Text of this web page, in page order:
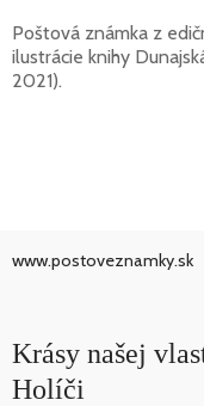
Poštová známka z
ilustrácie knihy
2021).
www.postoveznamky.sk
Krásy našej
Holíči